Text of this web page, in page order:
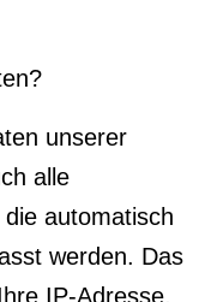
unserer
alle
automatisch
werden. Das
IP-Adresse,